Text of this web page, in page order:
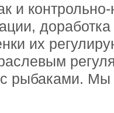
и
их
с рыбаками. Мы